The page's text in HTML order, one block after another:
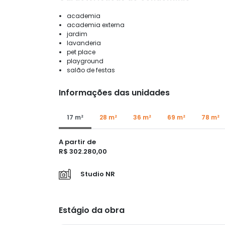
academia
academia externa
jardim
lavanderia
pet place
playground
salão de festas
Informações das unidades
17 m² 28 m² 36 m² 69 m² 78 m²
A partir de
R$ 302.280,00
Studio NR
Estágio da obra